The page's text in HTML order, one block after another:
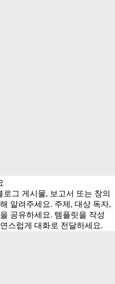
그 게시물, 보고서 또는 창의
알려주세요. 주제, 대상 독자,
공유하세요. 템플릿을 작성
스럽게 대화로 전달하세요.